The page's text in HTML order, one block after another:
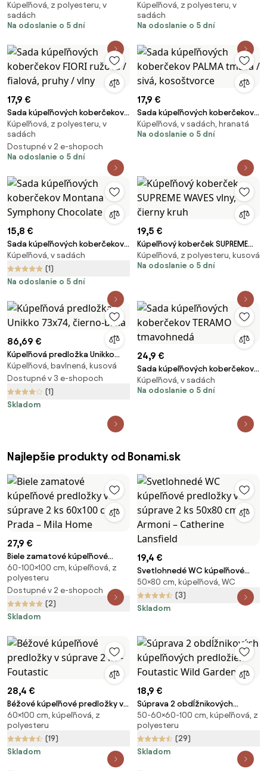
COMO červená / čierna, pruhy
Kúpeľňová, z polyesteru, v
sadách
Na odoslanie o 5 dní
Montana Symphony Opal Grey
Kúpeľňová, z polyesteru, v
sadách
Na odoslanie o 5 dní
17,9 €
Sada kúpeľňových koberčekov
FIORI ružová / fialová, pruhy /
vlny
Kúpeľňová, z polyesteru, v
sadách
Dostupné v 2 e-shopoch
Na odoslanie o 5 dní
17,9 €
Sada kúpeľňových koberčekov
PALMA tmavá / sivá,
kosoštvorce
Kúpeľňová, v sadách, hranatá
Na odoslanie o 5 dní
15,8 €
Sada kúpeľňových koberčekov
Montana Symphony Chocolate
Kúpeľňová, v sadách
(1)
Na odoslanie o 5 dní
19,5 €
Kúpeľňový koberček SUPREME
WAVES vlny, čierny kruh
Kúpeľňová, z polyesteru, kusová
Na odoslanie o 5 dní
86,69 €
Kúpeľňová predložka Unikko
73x74, čierno-biela
Kúpeľňová, bavlnená, kusová
Dostupné v 3 e-shopoch
(1)
Skladom
24,9 €
Sada kúpeľňových koberčekov
TERAMO tmavohnedá
Kúpeľňová, v sadách
Na odoslanie o 5 dní
Najlepšie produkty od Bonami.sk
27,9 €
Biele zamatové kúpeľňové
predložky v súprave 2 ks
60x100 cm Prada – Mila Home
60-100×100 cm, kúpeľňová, z
polyesteru
Dostupné v 2 e-shopoch
(2)
Skladom
19,4 €
Svetlohnedé WC kúpeľňové
predložky v súprave 2 ks 50x80
cm Armoni – Catherine
Lansfield
50×80 cm, kúpeľňová, WC
(3)
Skladom
28,4 €
Béžové kúpeľňové predložky v
súprave 2 ks - Foutastic
60×100 cm, kúpeľňová, z
polyesteru
(19)
Skladom
18,9 €
Súprava 2 obdĺžnikových
kúpeľňových predložiek
Foutastic Wild Garden
50-60×60-100 cm, kúpeľňová, z
polyesteru
(29)
Skladom